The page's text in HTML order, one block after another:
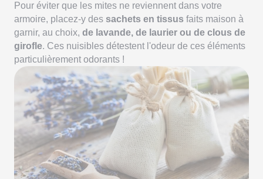
Pour éviter que les mites ne reviennent dans votre
armoire, placez-y des sachets en tissus faits maison à
garnir, au choix, de lavande, de laurier ou de clous de
girofle. Ces nuisibles détestent l'odeur de ces éléments
particulièrement odorants !